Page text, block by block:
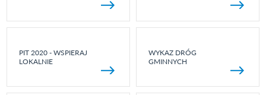
PIT 2020 - WSPIERAJ
LOKALNIE
WYKAZ DRÓG
GMINNYCH